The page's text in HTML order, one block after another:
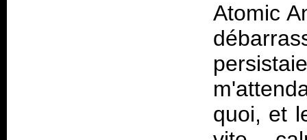
Atomic
quoi, et